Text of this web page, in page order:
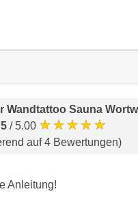
Wandtattoo Sauna
/ 5.00 ★★★★★
auf 4 Bewertungen)
Anleitung!